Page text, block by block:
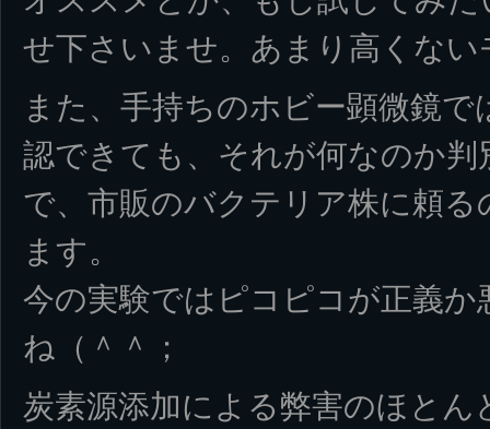
せ下さいませ。あまり高くない
また、手持ちのホビー顕微鏡
認できても、それが何なのか
で、市販のバクテリア株に頼
ます。
今の実験ではピコピコが正義
ね（＾＾；
炭素源添加による弊害のほと